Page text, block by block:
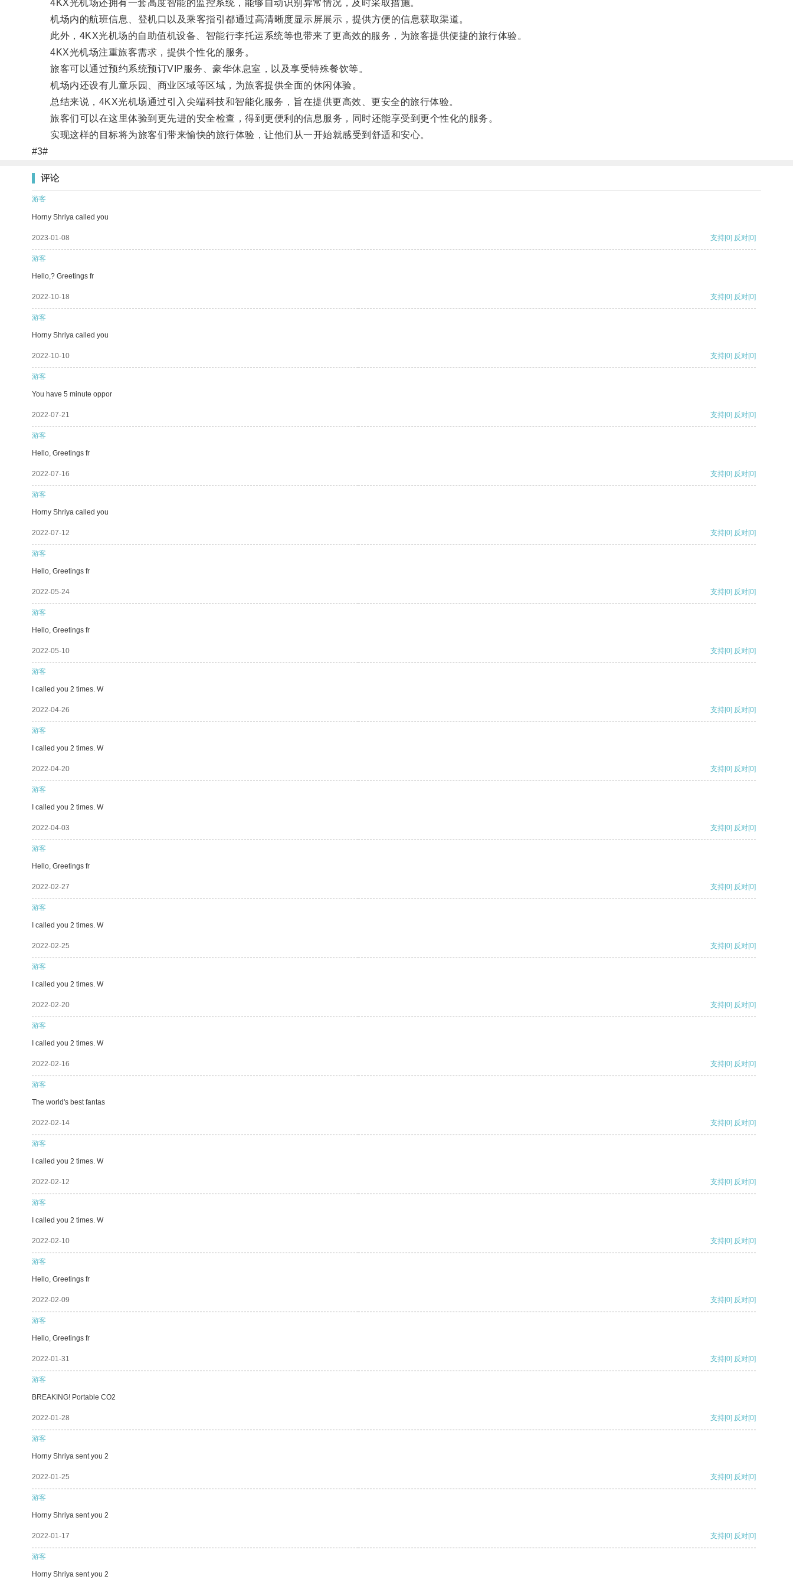
4KX光机场还拥有一套高度智能的监控系统，能够自动识别异常情况，及时采取措施。
机场内的航班信息、登机口以及乘客指引都通过高清晰度显示屏展示，提供方便的信息获取渠道。
此外，4KX光机场的自助值机设备、智能行李托运系统等也带来了更高效的服务，为旅客提供便捷的旅行体验。
4KX光机场注重旅客需求，提供个性化的服务。
旅客可以通过预约系统预订VIP服务、豪华休息室，以及享受特殊餐饮等。
机场内还设有儿童乐园、商业区域等区域，为旅客提供全面的休闲体验。
总结来说，4KX光机场通过引入尖端科技和智能化服务，旨在提供更高效、更安全的旅行体验。
旅客们可以在这里体验到更先进的安全检查，得到更便利的信息服务，同时还能享受到更个性化的服务。
实现这样的目标将为旅客们带来愉快的旅行体验，让他们从一开始就感受到舒适和安心。
#3#
评论
游客
Horny Shriya called you
2023-01-08 支持[0] 反对[0]
游客
Hello,? Greetings fr
2022-10-18 支持[0] 反对[0]
游客
Horny Shriya called you
2022-10-10 支持[0] 反对[0]
游客
You have 5 minute oppor
2022-07-21 支持[0] 反对[0]
游客
Hello, Greetings fr
2022-07-16 支持[0] 反对[0]
游客
Horny Shriya called you
2022-07-12 支持[0] 反对[0]
游客
Hello, Greetings fr
2022-05-24 支持[0] 反对[0]
游客
Hello, Greetings fr
2022-05-10 支持[0] 反对[0]
游客
I called you 2 times. W
2022-04-26 支持[0] 反对[0]
游客
I called you 2 times. W
2022-04-20 支持[0] 反对[0]
游客
I called you 2 times. W
2022-04-03 支持[0] 反对[0]
游客
Hello, Greetings fr
2022-02-27 支持[0] 反对[0]
游客
I called you 2 times. W
2022-02-25 支持[0] 反对[0]
游客
I called you 2 times. W
2022-02-20 支持[0] 反对[0]
游客
I called you 2 times. W
2022-02-16 支持[0] 反对[0]
游客
The world's best fantas
2022-02-14 支持[0] 反对[0]
游客
I called you 2 times. W
2022-02-12 支持[0] 反对[0]
游客
I called you 2 times. W
2022-02-10 支持[0] 反对[0]
游客
Hello, Greetings fr
2022-02-09 支持[0] 反对[0]
游客
Hello, Greetings fr
2022-01-31 支持[0] 反对[0]
游客
BREAKING! Portable CO2
2022-01-28 支持[0] 反对[0]
游客
Horny Shriya sent you 2
2022-01-25 支持[0] 反对[0]
游客
Horny Shriya sent you 2
2022-01-17 支持[0] 反对[0]
游客
Horny Shriya sent you 2